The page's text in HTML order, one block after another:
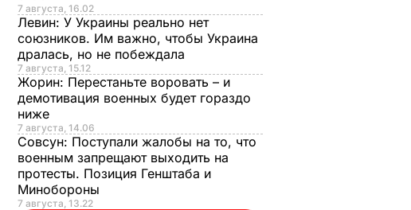
7 августа, 16.02
Левин: У Украины реально нет
союзников. Им важно, чтобы Украина
дралась, но не побеждала
7 августа, 15.12
Жорин: Перестаньте воровать – и
демотивация военных будет гораздо
ниже
7 августа, 14.06
Совсун: Поступали жалобы на то, что
военным запрещают выходить на
протесты. Позиция Генштаба и
Минобороны
7 августа, 13.22